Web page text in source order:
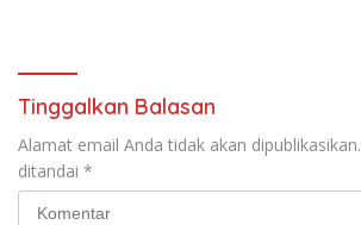
Tinggalkan Balasan
Alamat email Anda tidak akan dipublikasikan.
ditandai *